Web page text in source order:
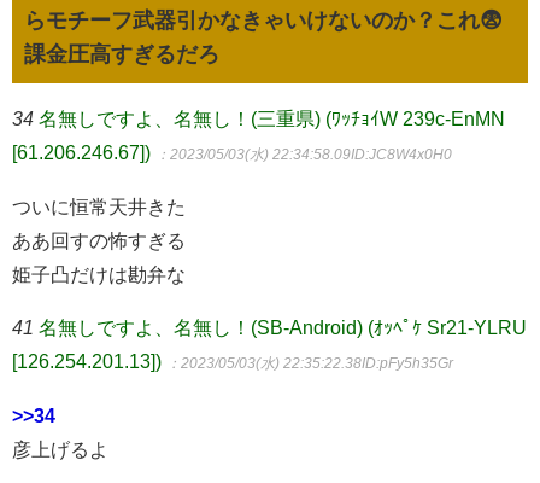
らモチーフ武器引かなきゃいけないのか？これ😨
課金圧高すぎるだろ
34 名無しですよ、名無し！(三重県) (ﾜｯﾁｮｲW 239c-EnMN
[61.206.246.67])
：2023/05/03(水) 22:34:58.09ID:JC8W4x0H0
ついに恒常天井きた
ああ回すの怖すぎる
姫子凸だけは勘弁な
41 名無しですよ、名無し！(SB-Android) (ｵｯﾍﾟｹ Sr21-YLRU
[126.254.201.13])
：2023/05/03(水) 22:35:22.38ID:pFy5h35Gr
>>34
彦上げるよ